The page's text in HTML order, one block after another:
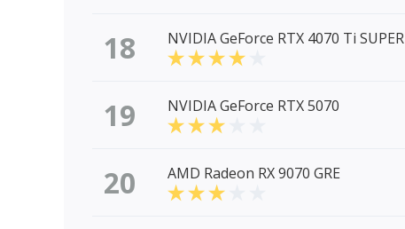
18 NVIDIA GeForce RTX 4070 Ti SUPER
19 NVIDIA GeForce RTX 5070
20 AMD Radeon RX 9070 GRE